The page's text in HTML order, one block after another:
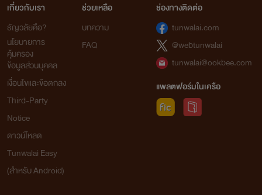
เกี่ยวกับเรา
ธัญวลัยคือ?
นโยบายการ
คุ้มครอง
ข้อมูลส่วนบุคคล
เงื่อนไขและข้อตกลง
Third-Party
Notice
ดาวน์โหลด
Tunwalai Easy
(สำหรับ Android)
ช่วยเหลือ
บทความ
FAQ
ช่องทางติดต่อ
tunwalai.com
@webtunwalai
tunwalai@ookbee.com
แพลตฟอร์มในเครือ